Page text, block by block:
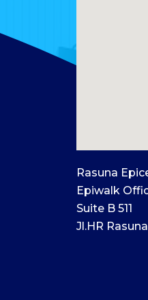
Rasuna
Epiwalk
Suite B 511
Jl.HR